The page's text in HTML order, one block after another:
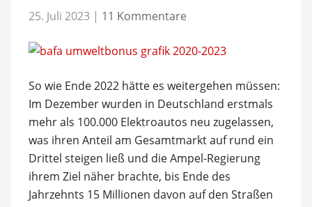
25. Juli 2023 | 11 Kommentare
So wie Ende 2022 hätte es weitergehen müssen:
Im Dezember wurden in Deutschland erstmals
mehr als 100.000 Elektroautos neu zugelassen,
was ihren Anteil am Gesamtmarkt auf rund ein
Drittel steigen ließ und die Ampel-Regierung
ihrem Ziel näher brachte, bis Ende des
Jahrzehnts 15 Millionen davon auf den Straßen